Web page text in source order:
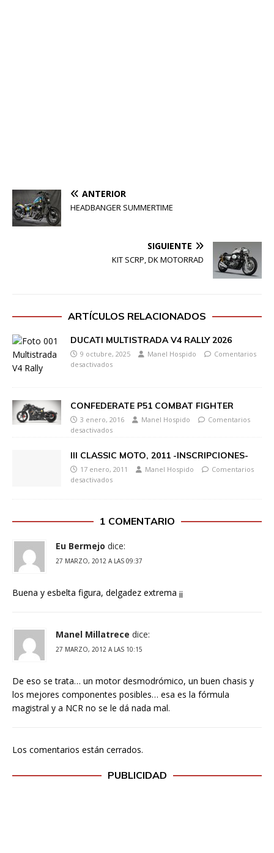
ANTERIOR
HEADBANGER SUMMERTIME
SIGUIENTE
KIT SCRP, DK MOTORRAD
ARTÍCULOS RELACIONADOS
DUCATI MULTISTRADA V4 RALLY 2026
9 octubre, 2025 Manel Hospido
Comentarios
desactivados
CONFEDERATE P51 COMBAT FIGHTER
3 enero, 2016 Manel Hospido
Comentarios
desactivados
III CLASSIC MOTO, 2011 -INSCRIPCIONES-
17 enero, 2011 Manel Hospido
Comentarios
desactivados
1 COMENTARIO
Eu Bermejo dice:
27 MARZO, 2012 A LAS 09:37
Buena y esbelta figura, delgadez extrema ¡¡
Manel Millatrece dice:
27 MARZO, 2012 A LAS 10:15
De eso se trata… un motor desmodrómico, un buen chasis y
los mejores componentes posibles… esa es la fórmula
magistral y a NCR no se le dá nada mal.
Los comentarios están cerrados.
PUBLICIDAD